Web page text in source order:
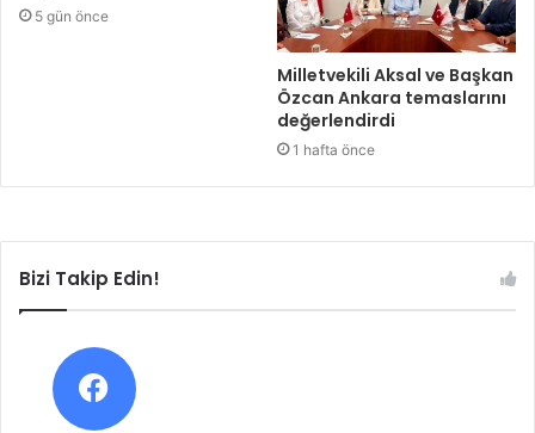
5 gün önce
Milletvekili Aksal ve Başkan
Özcan Ankara temaslarını
değerlendirdi
1 hafta önce
Bizi Takip Edin!